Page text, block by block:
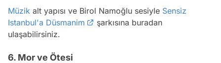
Müzik alt yapısı ve Birol Namoğlu sesiyle Sensiz
Istanbul'a Düsmanim
şarkısına buradan
ulaşabilirsiniz.
6. Mor ve Ötesi